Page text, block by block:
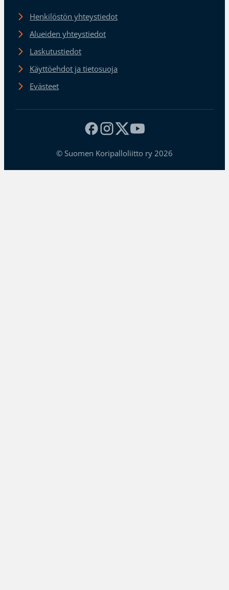
Henkilöstön yhteystiedot
Alueiden yhteystiedot
Laskutustiedot
Käyttöehdot ja tietosuoja
Evästeet
© Suomen Koripalloliitto ry 2026